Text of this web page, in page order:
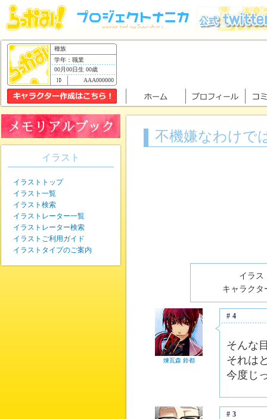
種族
学年：職業
00月00日生 00歳
AAA000000
不機嫌なわけで
イラス
キャラクタ
煉瓦森 鈴都
#4
そんな
それは
今度じ
#3
イラスト
イラストトップ
イラスト一覧
イラスト検索
イラストレーター一覧
イラストレーター検索
イラストご利用ガイド
イラストタイプのご案内